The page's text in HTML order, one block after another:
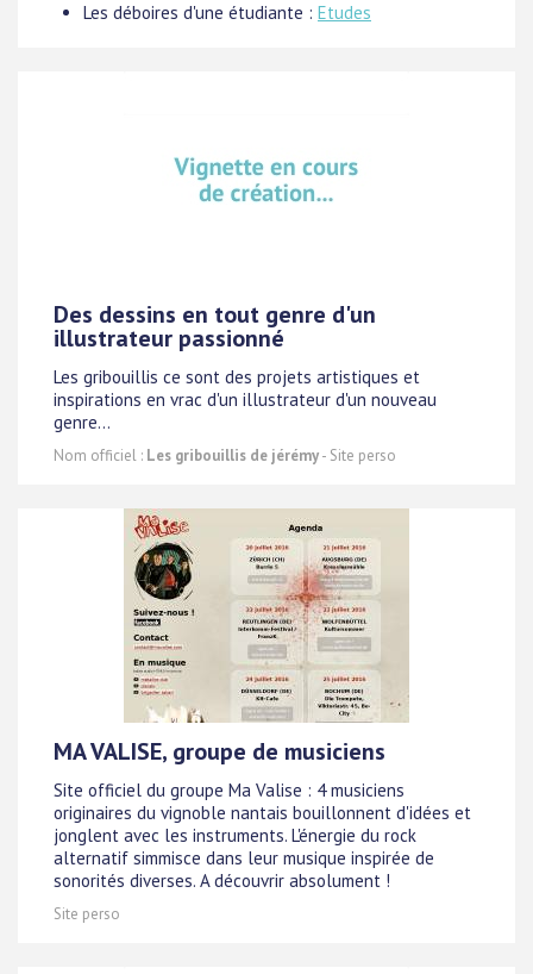
Les déboires d'une étudiante : Etudes
Des dessins en tout genre d'un
illustrateur passionné
Les gribouillis ce sont des projets artistiques et
inspirations en vrac d'un illustrateur d'un nouveau
genre...
Nom officiel : Les gribouillis de jérémy- Site perso
MA VALISE, groupe de musiciens
Site officiel du groupe Ma Valise : 4 musiciens
originaires du vignoble nantais bouillonnent d'idées et
jonglent avec les instruments. L'énergie du rock
alternatif simmisce dans leur musique inspirée de
sonorités diverses. A découvrir absolument !
Site perso